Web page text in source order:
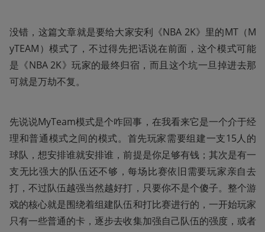
没错，这篇文章就是要给大家安利《NBA 2K》里的MT（M
yTEAM）模式了，不过得先把话说在前面，这个模式可能
是《NBA 2K》玩家的最终归宿，而且这个坑一旦掉进去那
可就是万劫不复。
先说说MyTeam模式是个咋回事，在我看来它是一个介于经
理和普通模式之间的模式。首先玩家需要组建一支15人的
球队，想安排谁就安排谁，前提是你足够有钱；其次是有一
支无比强大的队伍还不够，每场比赛依旧需要玩家亲自去
打，不过队伍越强当然越好打，只要你不是个傻子。整个游
戏的核心就是围绕着组建队伍和打比赛进行的，一开始玩家
只有一些普通的卡，逐步去收集加强自己队伍的强度，或者